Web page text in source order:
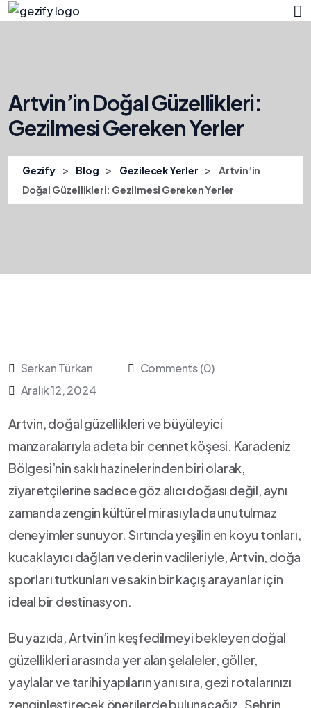
Artvin’in Doğal Güzellikleri:
Gezilmesi Gereken Yerler
Gezify > Blog > Gezilecek Yerler >
Artvin’in
Doğal Güzellikleri: Gezilmesi Gereken Yerler
Serkan Türkan
Comments (0)
Aralık 12, 2024
Artvin, doğal güzellikleri ve büyüleyici
manzaralarıyla adeta⁤ bir cennet köşesi. Karadeniz
Bölgesi’nin saklı hazinelerinden biri olarak,
ziyaretçilerine sadece göz alıcı doğası değil, ‍aynı
zamanda zengin kültürel mirasıyla ⁣da unutulmaz
deneyimler sunuyor. Sırtında yeşilin en koyu tonları,
kucaklayıcı dağları ve​ derin vadileriyle,‌ Artvin, doğa
sporları tutkunları ve sakin bir kaçış arayanlar için ​
ideal bir destinasyon.
Bu yazıda, Artvin’in keşfedilmeyi bekleyen doğal
güzellikleri arasında yer alan şelaleler, göller,‍
yaylalar ve tarihi yapıların yanı sıra, gezi rotalarınızı
zenginleştirecek​ önerilerde ⁢bulunacağız. Şehrin